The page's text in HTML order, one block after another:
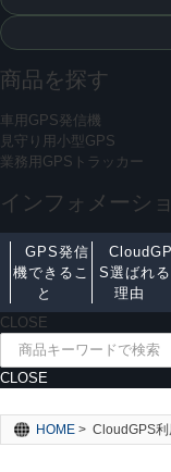
商品を探す
車用GPS発信機
見守り用小型GPS
業務用GPSトラッカー
インフォメーシ
GPS発信
機できるこ
と
CloudGP
S選ばれる
理由
CLOSE
CLOSE
HOME > CloudGPS